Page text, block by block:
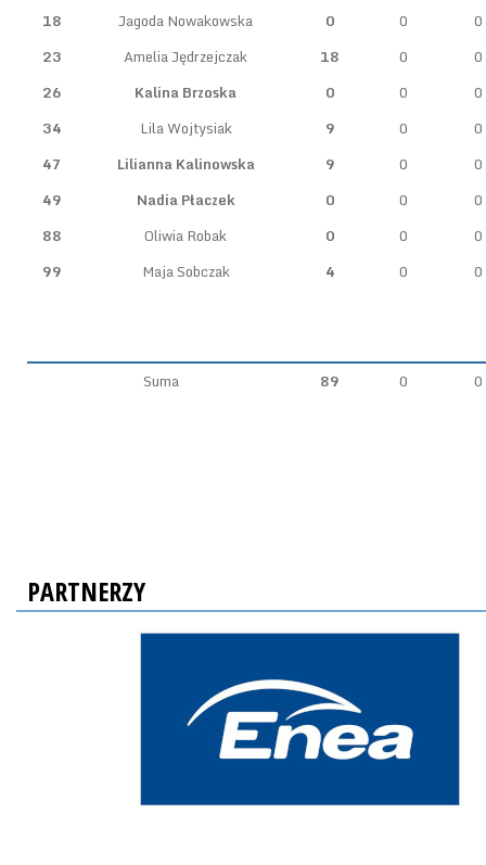
18
Jagoda Nowakowska 0 0
0
23
Amelia Jędrzejczak 18 0
0
26
Kalina Brzoska 0 0
0
34
Lila Wojtysiak 9 0
0
47
Lilianna Kalinowska 9 0
0
49
Nadia Płaczek 0 0
0
88
Oliwia Robak 0 0
0
99
Maja Sobczak 4 0 0
Suma 89 0 0
PARTNERZY